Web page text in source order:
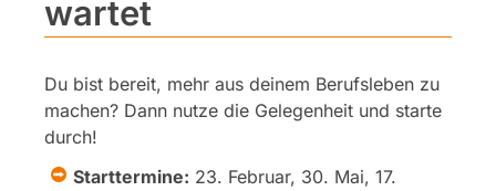
wartet
Du bist bereit, mehr aus deinem Berufsleben zu
machen? Dann nutze die Gelegenheit und starte
durch!
Starttermine: 23. Februar, 30. Mai, 17.